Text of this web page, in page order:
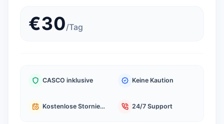
€30/Tag
CASCO inklusive Keine Kaution
Kostenlose Stornierung 24/7 Support